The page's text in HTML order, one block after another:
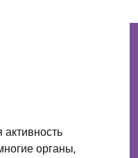
органы,